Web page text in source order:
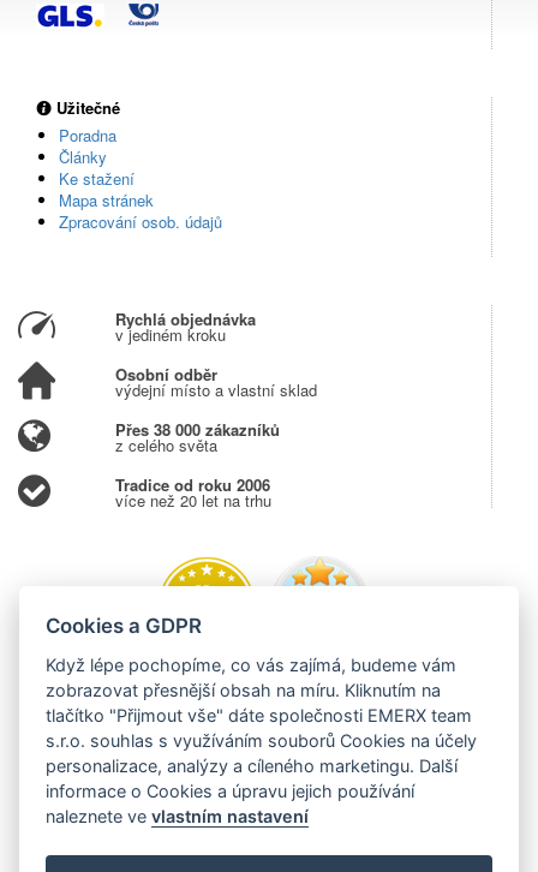
Užitečné
Poradna
Články
Ke stažení
Mapa stránek
Zpracování osob. údajů
Rychlá objednávka
v jediném kroku
Osobní odběr
výdejní místo a vlastní sklad
Přes 38 000 zákazníků
z celého světa
Tradice od roku 2006
více než 20 let na trhu
Cookies a GDPR
Když lépe pochopíme, co vás zajímá, budeme vám
zobrazovat přesnější obsah na míru. Kliknutím na
tlačítko "Přijmout vše" dáte společnosti EMERX team
s.r.o. souhlas s využíváním souborů Cookies na účely
personalizace, analýzy a cíleného marketingu. Další
informace o Cookies a úpravu jejich používání
naleznete vevlastním nastavení